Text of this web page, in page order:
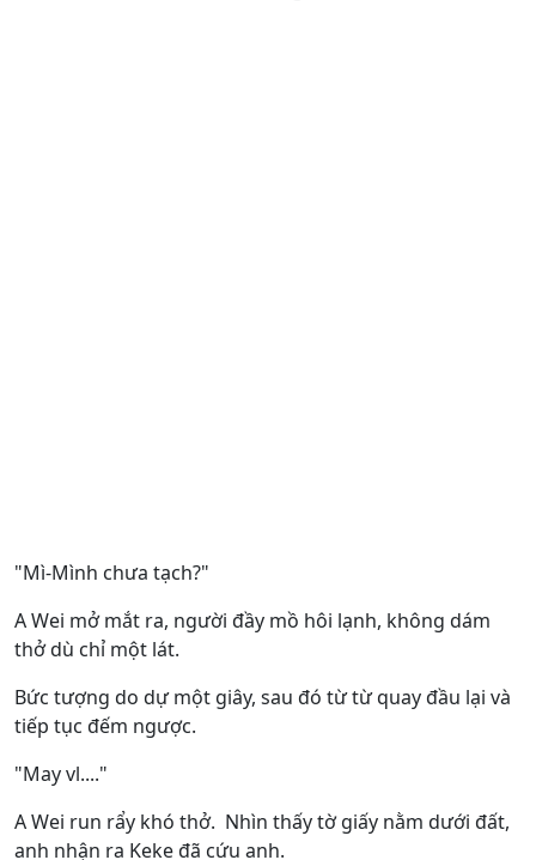
"Mì-Mình chưa tạch?"
A Wei mở mắt ra, người đầy mồ hôi lạnh, không dám
thở dù chỉ một lát.
Bức tượng do dự một giây, sau đó từ từ quay đầu lại và
tiếp tục đếm ngược.
"May vl...."
A Wei run rẩy khó thở. Nhìn thấy tờ giấy nằm dưới đất,
anh nhận ra Keke đã cứu anh.